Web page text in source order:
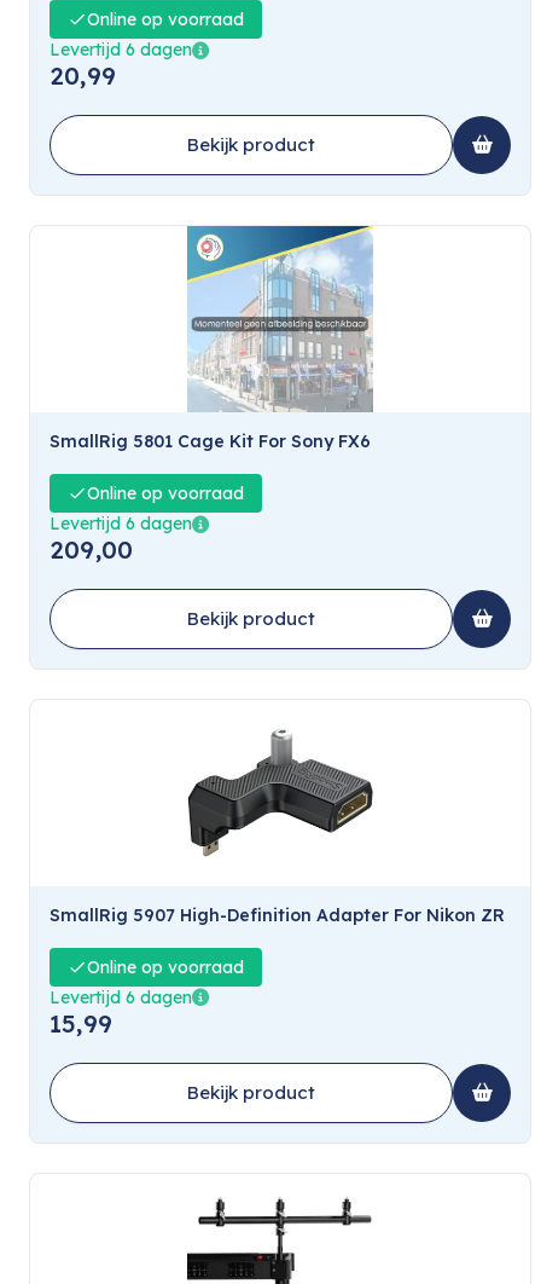
Online op voorraad
Levertijd 6 dagen
20,99
Bekijk product
SmallRig 5801 Cage Kit For Sony FX6
Online op voorraad
Levertijd 6 dagen
209,00
Bekijk product
SmallRig 5907 High-Definition Adapter For Nikon ZR
Online op voorraad
Levertijd 6 dagen
15,99
Bekijk product